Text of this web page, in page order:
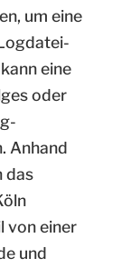
um eine
eine
oder
Anhand
das
von einer
und